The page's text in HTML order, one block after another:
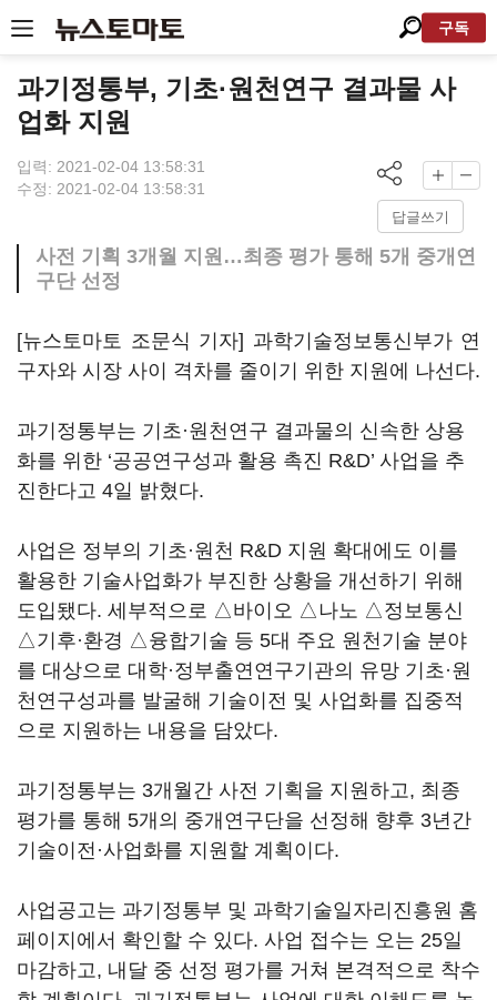
구독
과기정통부, 기초·원천연구 결과물 사
업화 지원
입력: 2021-02-04 13:58:31
수정: 2021-02-04 13:58:31
답글쓰기
사전 기획 3개월 지원…최종 평가 통해 5개 중개연
구단 선정
[뉴스토마토 조문식 기자] 과학기술정보통신부가 연
구자와 시장 사이 격차를 줄이기 위한 지원에 나선다.
과기정통부는 기초·원천연구 결과물의 신속한 상용
화를 위한 ‘공공연구성과 활용 촉진 R&D’ 사업을 추
진한다고 4일 밝혔다.
사업은 정부의 기초·원천 R&D 지원 확대에도 이를
활용한 기술사업화가 부진한 상황을 개선하기 위해
도입됐다. 세부적으로 △바이오 △나노 △정보통신
△기후·환경 △융합기술 등 5대 주요 원천기술 분야
를 대상으로 대학·정부출연연구기관의 유망 기초·원
천연구성과를 발굴해 기술이전 및 사업화를 집중적
으로 지원하는 내용을 담았다.
과기정통부는 3개월간 사전 기획을 지원하고, 최종
평가를 통해 5개의 중개연구단을 선정해 향후 3년간
기술이전·사업화를 지원할 계획이다.
사업공고는 과기정통부 및 과학기술일자리진흥원 홈
페이지에서 확인할 수 있다. 사업 접수는 오는 25일
마감하고, 내달 중 선정 평가를 거쳐 본격적으로 착수